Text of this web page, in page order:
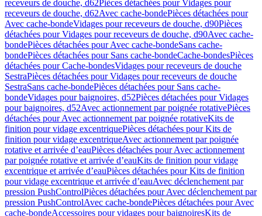
receveurs de douche, d62Pièces détachées pour Vidages pour
receveurs de douche, d62Avec cache-bondePièces détachées pour
Avec cache-bondeVidages pour receveurs de douche, d90Pièces
détachées pour Vidages pour receveurs de douche, d90Avec cache-
bondePièces détachées pour Avec cache-bondeSans cache-
bondePièces détachées pour Sans cache-bondeCache-bondesPièces
détachées pour Cache-bondesVidages pour receveurs de douche
SestraPièces détachées pour Vidages pour receveurs de douche
SestraSans cache-bondePièces détachées pour Sans cache-
bondeVidages pour baignoires, d52Pièces détachées pour Vidages
pour baignoires, d52Avec actionnement par poignée rotativePièces
détachées pour Avec actionnement par poignée rotativeKits de
finition pour vidage excentriquePièces détachées pour Kits de
finition pour vidage excentriqueAvec actionnement par poignée
rotative et arrivée d’eauPièces détachées pour Avec actionnement
par poignée rotative et arrivée d’eauKits de finition pour vidage
excentrique et arrivée d’eauPièces détachées pour Kits de finition
pour vidage excentrique et arrivée d’eauAvec déclenchement par
pression PushControlPièces détachées pour Avec déclenchement par
pression PushControlAvec cache-bondePièces détachées pour Avec
cache-bondeAccessoires pour vidages pour baignoiresKits de